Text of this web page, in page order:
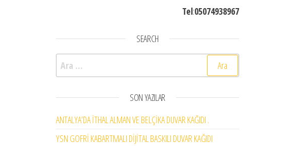
Tel:05074938967
SEARCH
Arama:
SON YAZILAR
ANTALYA’DA İTHAL ALMAN VE BELÇİKA DUVAR KAĞIDI .
YSN GOFRİ KABARTMALI DİJİTAL BASKILI DUVAR KAĞIDI